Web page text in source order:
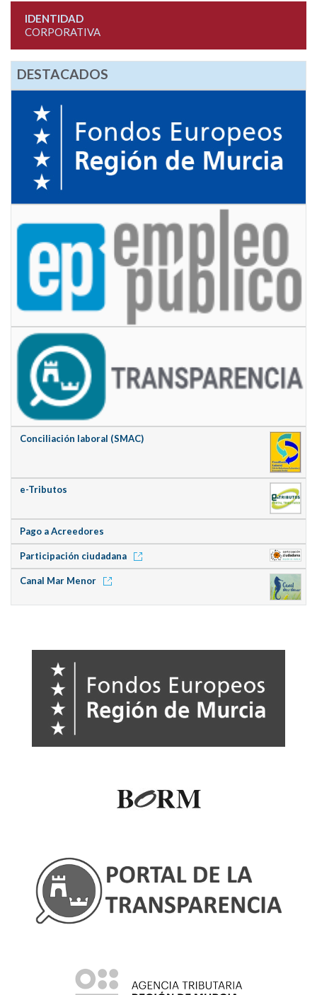
IDENTIDAD
CORPORATIVA
DESTACADOS
Conciliación laboral (SMAC)
e-Tributos
Pago a Acreedores
Participación ciudadana
Canal Mar Menor